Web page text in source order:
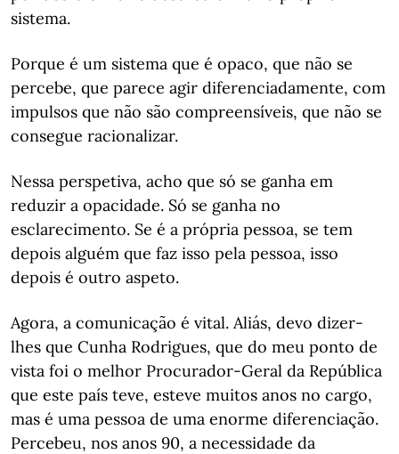
sistema.
Porque é um sistema que é opaco, que não se
percebe, que parece agir diferenciadamente, com
impulsos que não são compreensíveis, que não se
consegue racionalizar.
Nessa perspetiva, acho que só se ganha em
reduzir a opacidade. Só se ganha no
esclarecimento. Se é a própria pessoa, se tem
depois alguém que faz isso pela pessoa, isso
depois é outro aspeto.
Agora, a comunicação é vital. Aliás, devo dizer-
lhes que Cunha Rodrigues, que do meu ponto de
vista foi o melhor Procurador-Geral da República
que este país teve, esteve muitos anos no cargo,
mas é uma pessoa de uma enorme diferenciação.
Percebeu, nos anos 90, a necessidade da